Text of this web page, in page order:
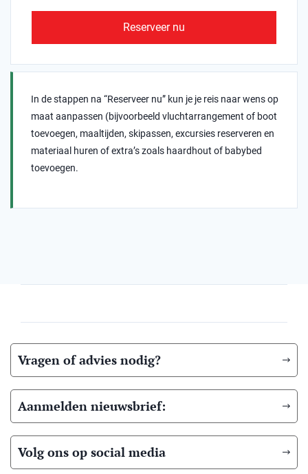
Reserveer nu
In de stappen na “Reserveer nu” kun je je reis naar wens op
maat aanpassen (bijvoorbeeld vluchtarrangement of boot
toevoegen, maaltijden, skipassen, excursies reserveren en
materiaal huren of extra’s zoals haardhout of babybed
toevoegen.
Vragen of advies nodig?
Aanmelden nieuwsbrief:
Volg ons op social media